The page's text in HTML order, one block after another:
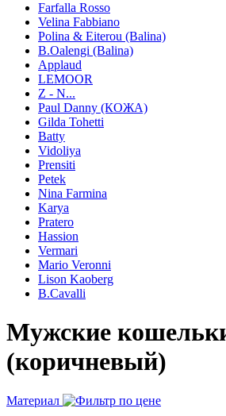
Farfalla Rosso
Velina Fabbiano
Polina & Eiterou (Balina)
B.Oalengi (Balina)
Applaud
LEMOOR
Z - N...
Paul Danny (КОЖА)
Gilda Tohetti
Batty
Vidoliya
Prensiti
Petek
Nina Farmina
Karya
Pratero
Hassion
Vermari
Mario Veronni
Lison Kaoberg
B.Cavalli
Мужские
(коричневый)
Материал